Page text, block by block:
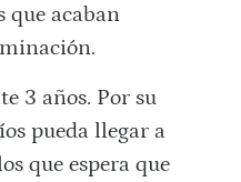
que acaban
3 años. Por su
pueda llegar a
que espera que